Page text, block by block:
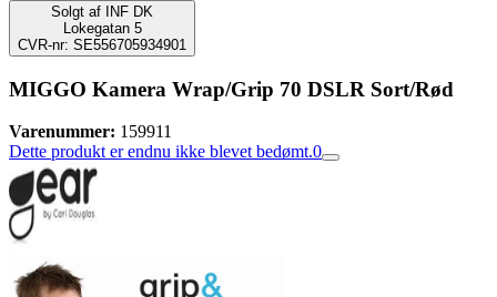
Solgt af
INF DK
Lokegatan 5
CVR-nr: SE556705934901
MIGGO Kamera Wrap/Grip 70 DSLR Sort/Rød
Varenummer: 159911
Dette produkt er endnu ikke blevet bedømt.0